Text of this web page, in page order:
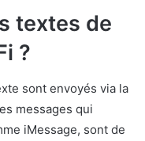
textes de
?
sont envoyés via la
messages qui
iMessage, sont de